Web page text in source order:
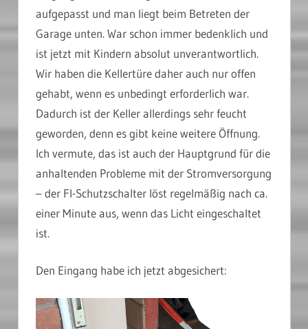
aufgepasst und man liegt beim Betreten der
Garage unten. War schon immer bedenklich und
ist jetzt mit Kindern absolut unverantwortlich.
Wir haben die Kellertüre daher auch nur offen
gehabt, wenn es unbedingt erforderlich war.
Dadurch ist der Keller allerdings sehr feucht
geworden, denn es gibt keine weitere Öffnung.
Ich vermute, das ist auch der Hauptgrund für die
anhaltenden Probleme mit der Stromversorgung
– der FI-Schutzschalter löst regelmäßig nach ca.
einer Minute aus, wenn das Licht eingeschaltet
ist.
Den Eingang habe ich jetzt abgesichert: